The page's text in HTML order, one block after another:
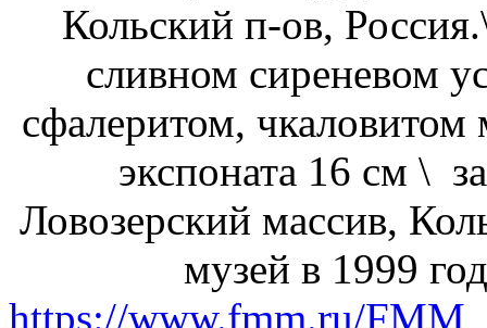
Кольский п-ов,
сливном сиреневом
сфалеритом,
экспоната 16 см \
Ловозерский массив,
музей в 1999
https://www.fmm.ru/